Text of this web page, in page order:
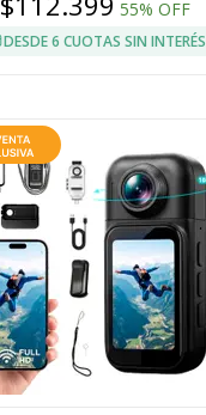
55% OFF
DESDE 6 CUOTAS SIN INTERÉS